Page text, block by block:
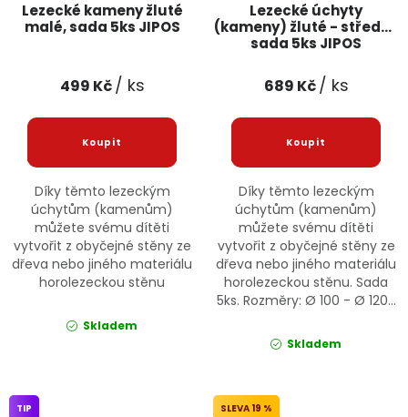
Lezecké kameny žluté
malé, sada 5ks JIPOS
499 Kč/ ks
Díky těmto lezeckým
úchytům (kamenům)
můžete svému dítěti
vytvořit z obyčejné stěny ze
dřeva nebo jiného materiálu
horolezeckou stěnu
Skladem
Lezecké úchyty
(kameny) žluté - střední,
sada 5ks JIPOS
689 Kč/ ks
Díky těmto lezeckým
úchytům (kamenům)
můžete svému dítěti
vytvořit z obyčejné stěny ze
dřeva nebo jiného materiálu
horolezeckou stěnu. Sada
5ks. Rozměry: Ø 100 - Ø 120...
Skladem
TIP 19 %